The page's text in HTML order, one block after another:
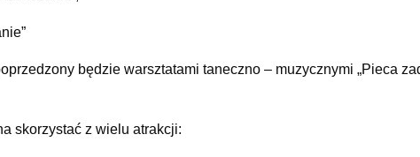
będzie warsztatami taneczno – muzycznymi „Pieca
skorzystać z wielu atrakcji: